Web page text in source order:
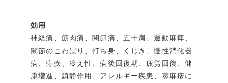
効用
神経痛、筋肉痛、関節痛、五十肩、運動麻痺、
関節のこわばり、打ち身、くじき、慢性消化器
病、痔疾、冷え性、病後回復期、疲労回復、健
康増進、鎮静作用、アレルギー疾患、蕁麻疹に